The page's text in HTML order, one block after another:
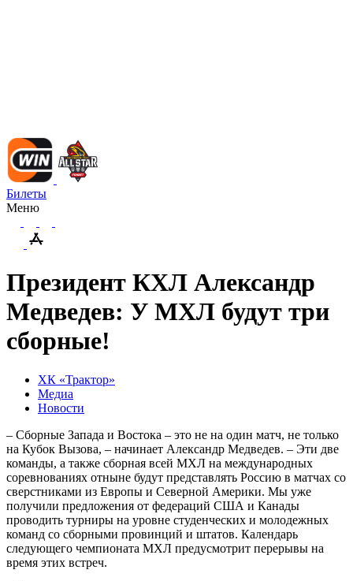
Билеты
Меню
Президент КХЛ Александр
Медведев: У МХЛ будут три
сборные!
ХК «Трактор»
Медиа
Новости
– Сборные Запада и Востока – это не на один матч, не только
на Кубок Вызова, – начинает Александр Медведев. – Эти две
команды, а также сборная всей МХЛ на международных
соревнованиях отныне будут представлять Россию в матчах со
сверстниками из Европы и Северной Америки. Мы уже
получили предложения от федераций США и Канады
проводить турниры на уровне студенческих и молодежных
команд со сборными провинций и штатов. Календарь
следующего чемпионата МХЛ предусмотрит перерывы на
время этих встреч.